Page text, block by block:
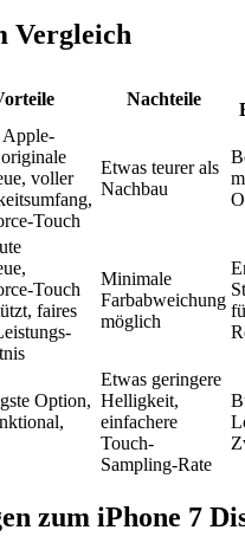
Vergleich
Nachteile
Apple-
voller
Touch
Etwas teurer als
Nachbau
Touch
faires
Minimale
Farbabweichung
möglich
Option,
Etwas geringere
Helligkeit,
einfachere
Touch-
Sampling-Rate
zum iPhone 7